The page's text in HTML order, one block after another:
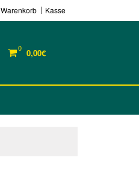
Warenkorb Kasse
0 0,00€